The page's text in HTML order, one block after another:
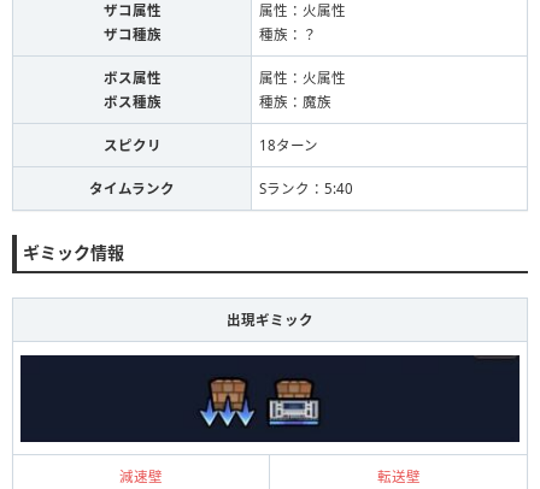
ザコ属性
ザコ種族
属性：火属性
種族：？
ボス属性
ボス種族
属性：火属性
種族：魔族
スピクリ 18ターン
タイムランク Sランク：5:40
ギミック情報
出現ギミック
減速壁 転送壁